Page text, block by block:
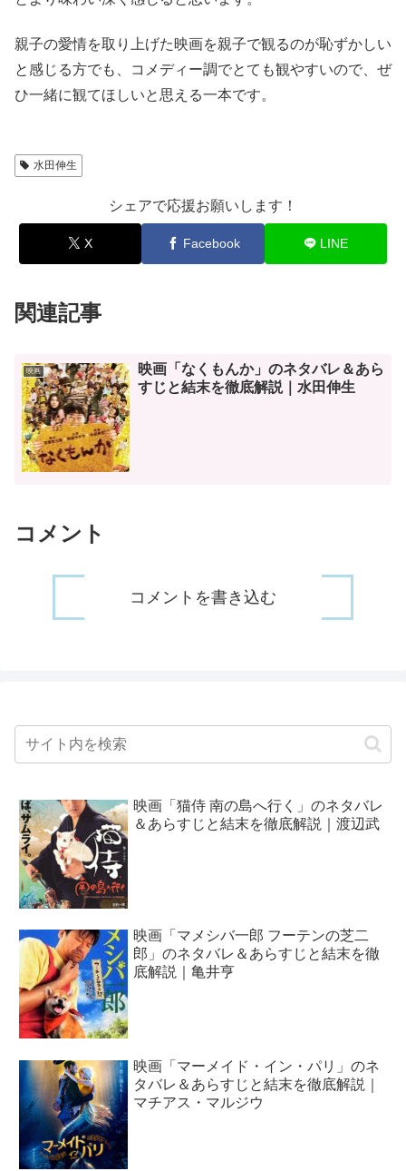
親子の愛情を取り上げた映画を親子で観るのが恥ずかしい
と感じる方でも、コメディー調でとても観やすいので、ぜ
ひ一緒に観てほしいと思える一本です。
水田伸生
シェアで応援お願いします！
X Facebook LINE
関連記事
映画
映画「なくもんか」のネタバレ＆あら
すじと結末を徹底解説｜水田伸生
コメント
コメントを書き込む
映画「猫侍 南の島へ行く」のネタバレ
＆あらすじと結末を徹底解説｜渡辺武
映画「マメシバ一郎 フーテンの芝二
郎」のネタバレ＆あらすじと結末を徹
底解説｜亀井亨
映画「マーメイド・イン・パリ」のネ
タバレ＆あらすじと結末を徹底解説｜
マチアス・マルジウ